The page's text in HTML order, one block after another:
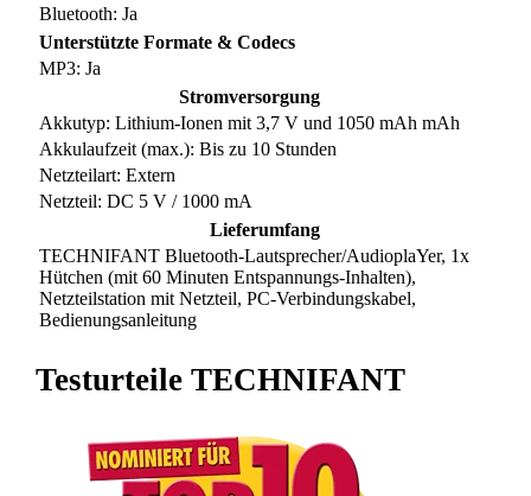
Bluetooth: Ja
Unterstützte Formate & Codecs
MP3: Ja
Stromversorgung
Akkutyp: Lithium-Ionen mit 3,7 V und 1050 mAh mAh
Akkulaufzeit (max.): Bis zu 10 Stunden
Netzteilart: Extern
Netzteil: DC 5 V / 1000 mA
Lieferumfang
TECHNIFANT Bluetooth-Lautsprecher/AudioplaYer, 1x
Hütchen (mit 60 Minuten Entspannungs-Inhalten),
Netzteilstation mit Netzteil, PC-Verbindungskabel,
Bedienungsanleitung
Testurteile TECHNIFANT